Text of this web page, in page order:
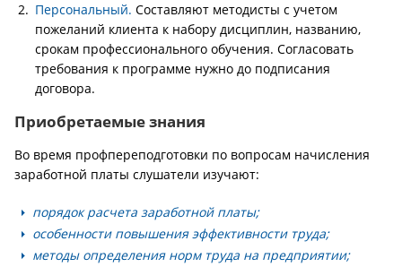
Персональный. Составляют методисты с учетом
пожеланий клиента к набору дисциплин, названию,
срокам профессионального обучения. Согласовать
требования к программе нужно до подписания
договора.
Приобретаемые знания
Во время профпереподготовки по вопросам начисления
заработной платы слушатели изучают:
порядок расчета заработной платы;
особенности повышения эффективности труда;
методы определения норм труда на предприятии;